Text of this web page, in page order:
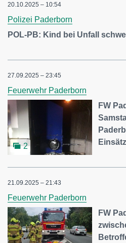
20.10.2025 – 10:54
Polizei Paderborn
POL-PB: Kind bei Unfall
27.09.2025 – 23:45
Feuerwehr Paderborn
2
FW
21.09.2025 – 21:43
Feuerwehr Paderborn
FW